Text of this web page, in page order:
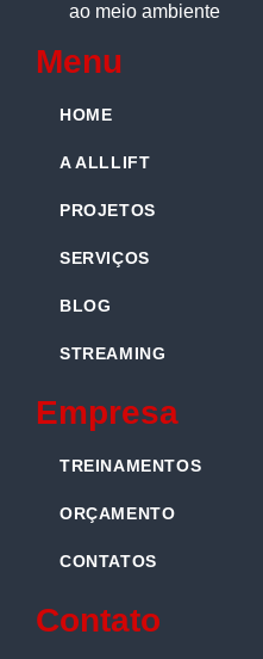
ao meio ambiente
Menu
HOME
A ALLLIFT
PROJETOS
SERVIÇOS
BLOG
STREAMING
Empresa
TREINAMENTOS
ORÇAMENTO
CONTATOS
Contato